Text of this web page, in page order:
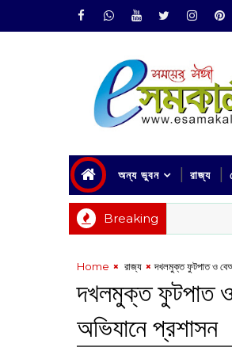
অন্য ভুবন রাজ্য
Breaking
Home ‌ রাজ্য দখলমুক্ত ফুটপাত ও
দখলমুক্ত ফুটপাত
অভিযানে প্রশাসন